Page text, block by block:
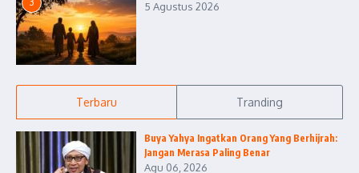
5 Agustus 2026
Terbaru Tranding
Buya Yahya Ingatkan Orang Yang Berhijrah:
Jangan Merasa Paling Benar
Agu 06, 2026